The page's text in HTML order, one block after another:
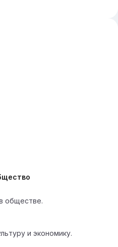
обществе.
и экономику.